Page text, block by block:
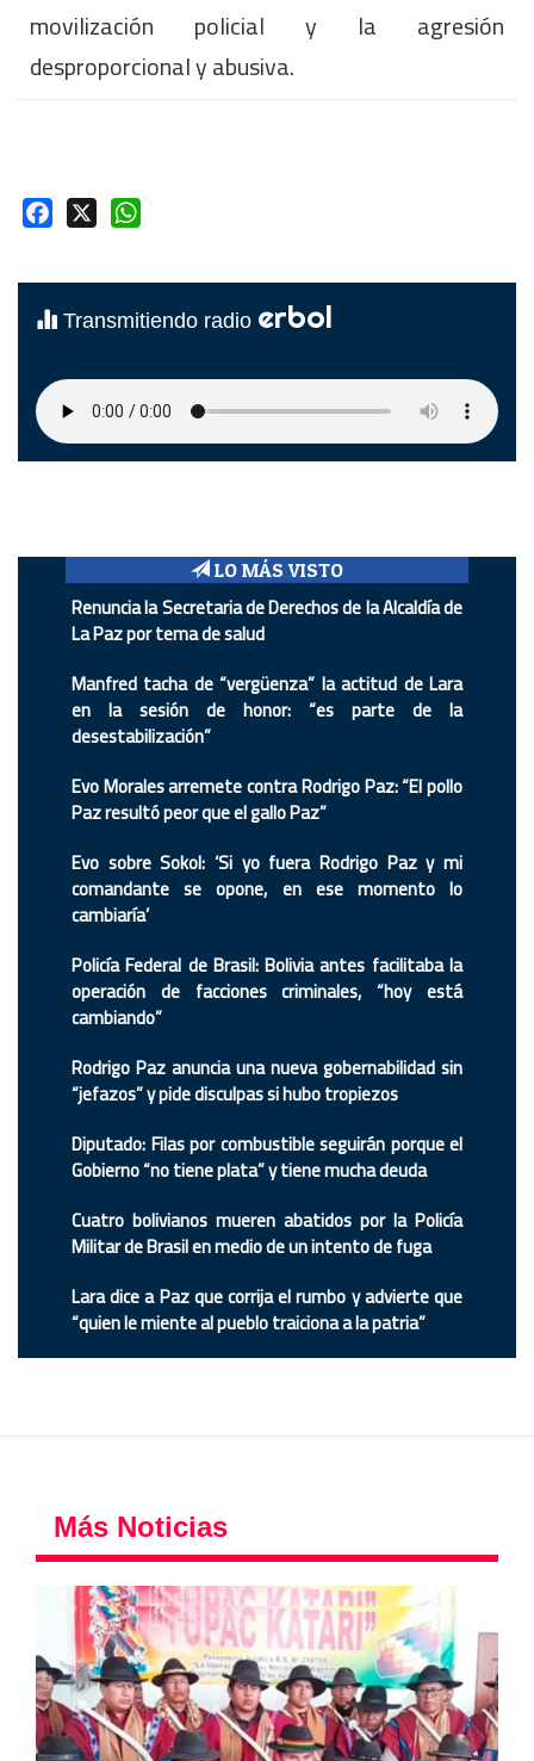
movilización policial y la agresión
desproporcional y abusiva.
Facebook
Transmitiendo radio erbol
LO MÁS VISTO
Renuncia la Secretaria de Derechos de la Alcaldía de
La Paz por tema de salud
Manfred tacha de “vergüenza” la actitud de Lara
en la sesión de honor: “es parte de la
desestabilización”
Evo Morales arremete contra Rodrigo Paz: “El pollo
Paz resultó peor que el gallo Paz”
Evo sobre Sokol: ‘Si yo fuera Rodrigo Paz y mi
comandante se opone, en ese momento lo
cambiaría’
Policía Federal de Brasil: Bolivia antes facilitaba la
operación de facciones criminales, “hoy está
cambiando”
Rodrigo Paz anuncia una nueva gobernabilidad sin
“jefazos” y pide disculpas si hubo tropiezos
Diputado: Filas por combustible seguirán porque el
Gobierno “no tiene plata” y tiene mucha deuda
Cuatro bolivianos mueren abatidos por la Policía
Militar de Brasil en medio de un intento de fuga
Lara dice a Paz que corrija el rumbo y advierte que
“quien le miente al pueblo traiciona a la patria”
Más Noticias